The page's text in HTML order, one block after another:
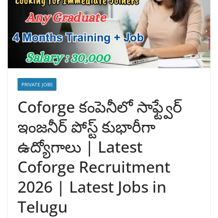
PRIVATE JOBS
Coforge కంపెనీలో సాఫ్ట్వేర్
ఇంజనీర్ పోస్ట్ కుభారీగా
ఉద్యోగాలు | Latest
Coforge Recruitment
2026 | Latest Jobs in
Telugu